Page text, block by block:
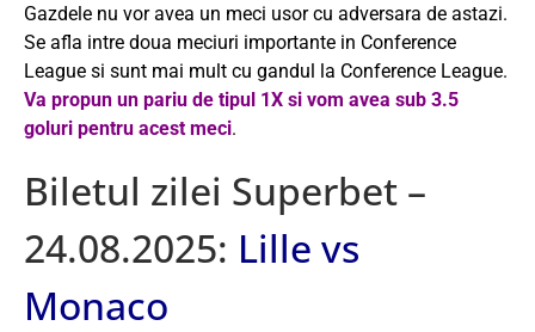
Gazdele nu vor avea un meci usor cu adversara de astazi.
Se afla intre doua meciuri importante in Conference
League si sunt mai mult cu gandul la Conference League.
Va propun un pariu de tipul 1X si vom avea sub 3.5
goluri pentru acest meci.
Biletul zilei Superbet –
24.08.2025: Lille vs
Monaco